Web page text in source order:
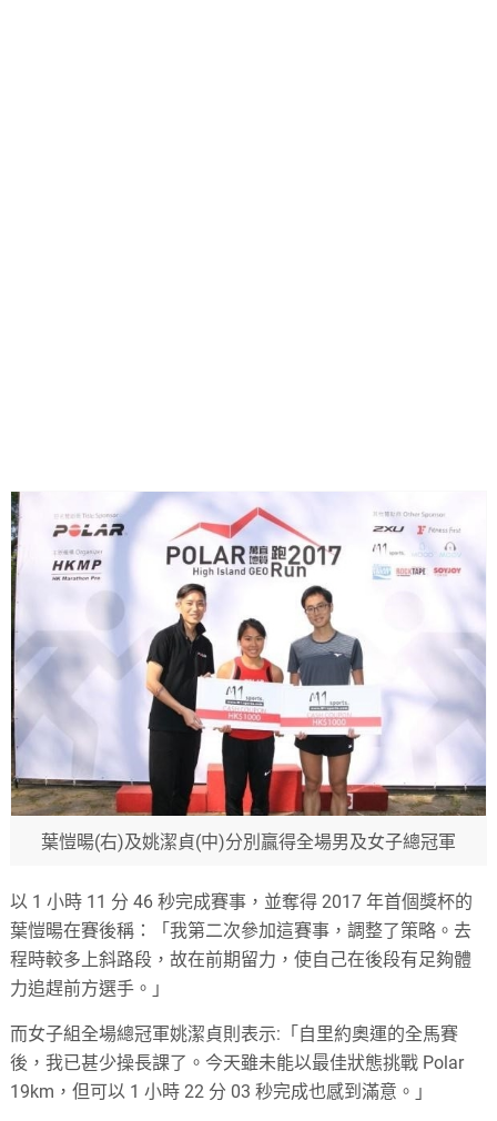
葉愷暘(右)及姚潔貞(中)分別贏得全場男及女子總冠軍
以 1 小時 11 分 46 秒完成賽事，並奪得 2017 年首個獎杯的
葉愷暘在賽後稱：「我第二次參加這賽事，調整了策略。去
程時較多上斜路段，故在前期留力，使自己在後段有足夠體
力追趕前方選手。」
而女子組全場總冠軍姚潔貞則表示:「自里約奧運的全馬賽
後，我已甚少操長課了。今天雖未能以最佳狀態挑戰 Polar
19km，但可以 1 小時 22 分 03 秒完成也感到滿意。」